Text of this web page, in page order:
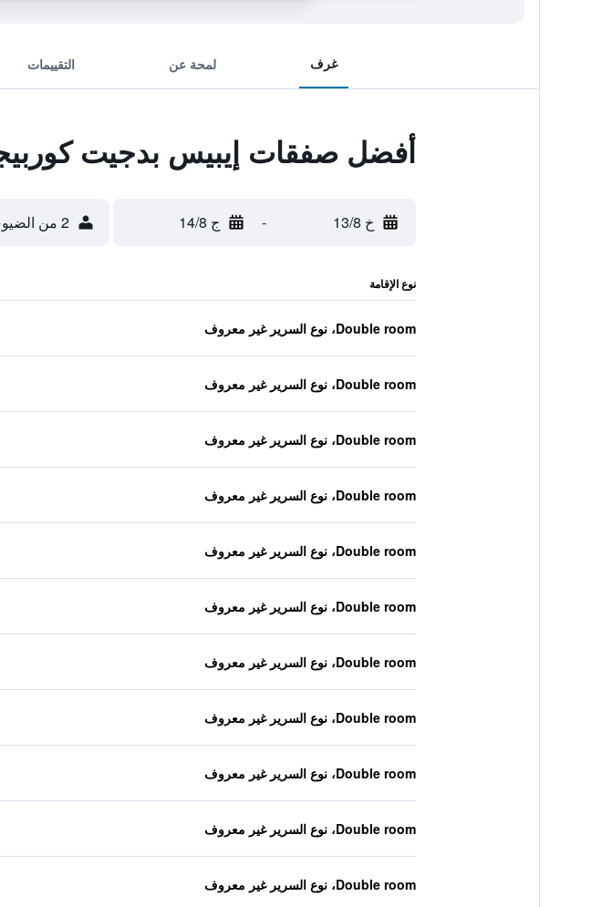
غرف لمحة عن التقييمات
أفضل صفقات إيبيس بدجيت
خ 13/8 - ج 14/8 2 من الضيوف، غرفة واحدة
نوع الإقامة
Double room، نوع السرير غير معروف
Double room، نوع السرير غير معروف
Double room، نوع السرير غير معروف
Double room، نوع السرير غير معروف
Double room، نوع السرير غير معروف
Double room، نوع السرير غير معروف
Double room، نوع السرير غير معروف
Double room، نوع السرير غير معروف
Double room، نوع السرير غير معروف
Double room، نوع السرير غير معروف
Double room، نوع السرير غير معروف